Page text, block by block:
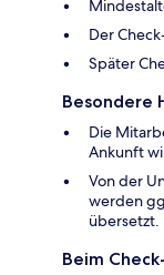
Der
Später
Besondere
Die
Ankunft
Von der
werden
übersetzt.
Beim